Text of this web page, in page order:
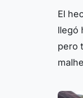
El
llegó
pero